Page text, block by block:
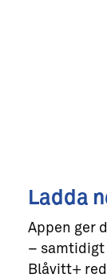
Ladda
Appen ger
– samtidigt
Blåvitt+